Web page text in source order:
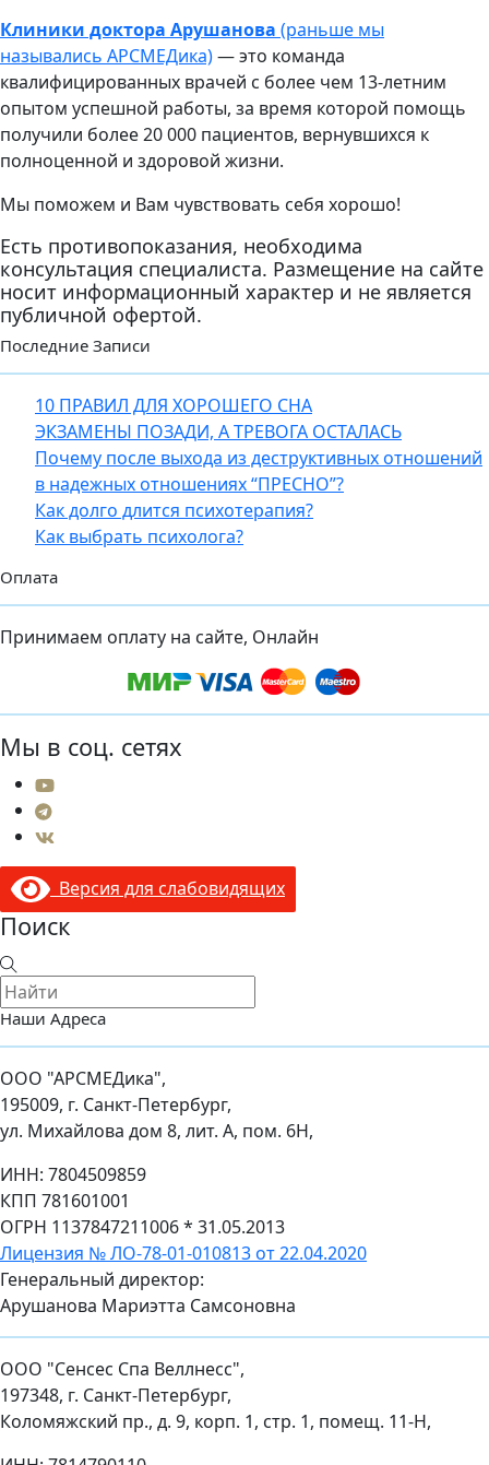
Клиники доктора Арушанова (раньше мы
назывались АРСМЕДика)— это команда
квалифицированных врачей с более чем 13-летним
опытом успешной работы, за время которой помощь
получили более 20 000 пациентов, вернувшихся к
полноценной и здоровой жизни.
Мы поможем и Вам чувствовать себя хорошо!
Есть противопоказания, необходима
консультация специалиста. Размещение на сайте
носит информационный характер и не является
публичной офертой.
Последние Записи
10 ПРАВИЛ ДЛЯ ХОРОШЕГО СНА
ЭКЗАМЕНЫ ПОЗАДИ, А ТРЕВОГА ОСТАЛАСЬ
Почему после выхода из деструктивных отношений
в надежных отношениях “ПРЕСНО”?
Как долго длится психотерапия?
Как выбрать психолога?
Оплата
Принимаем оплату на сайте, Онлайн
Мы в соц. сетях
Версия для слабовидящих
Поиск
Наши Адреса
ООО "АРСМЕДика",
195009, г. Санкт-Петербург,
ул. Михайлова дом 8, лит. А, пом. 6Н,
ИНН: 7804509859
КПП 781601001
ОГРН 1137847211006 * 31.05.2013
Лицензия № ЛО-78-01-010813 от 22.04.2020
Генеральный директор:
Арушанова Мариэтта Самсоновна
ООО "Сенсес Спа Веллнесс",
197348, г. Санкт-Петербург,
Коломяжский пр., д. 9, корп. 1, стр. 1, помещ. 11-Н,